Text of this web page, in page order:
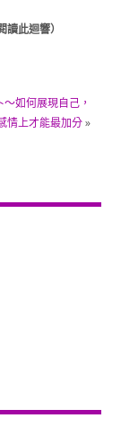
此迴響）
如何展現自己，
情上才能最加分»